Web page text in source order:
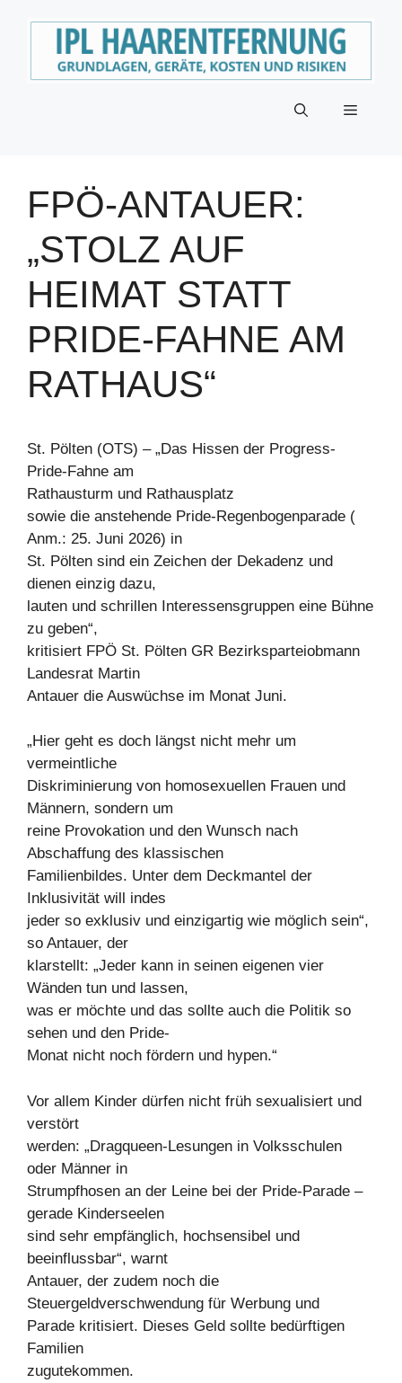
Menü
FPÖ-ANTAUER:
„STOLZ AUF
HEIMAT STATT
PRIDE-FAHNE AM
RATHAUS“
St. Pölten (OTS) – „Das Hissen der Progress-
Pride-Fahne am
Rathausturm und Rathausplatz
sowie die anstehende Pride-Regenbogenparade (
Anm.: 25. Juni 2026) in
St. Pölten sind ein Zeichen der Dekadenz und
dienen einzig dazu,
lauten und schrillen Interessensgruppen eine Bühne
zu geben“,
kritisiert FPÖ St. Pölten GR Bezirksparteiobmann
Landesrat Martin
Antauer die Auswüchse im Monat Juni.
„Hier geht es doch längst nicht mehr um
vermeintliche
Diskriminierung von homosexuellen Frauen und
Männern, sondern um
reine Provokation und den Wunsch nach
Abschaffung des klassischen
Familienbildes. Unter dem Deckmantel der
Inklusivität will indes
jeder so exklusiv und einzigartig wie möglich sein“,
so Antauer, der
klarstellt: „Jeder kann in seinen eigenen vier
Wänden tun und lassen,
was er möchte und das sollte auch die Politik so
sehen und den Pride-
Monat nicht noch fördern und hypen.“
Vor allem Kinder dürfen nicht früh sexualisiert und
verstört
werden: „Dragqueen-Lesungen in Volksschulen
oder Männer in
Strumpfhosen an der Leine bei der Pride-Parade –
gerade Kinderseelen
sind sehr empfänglich, hochsensibel und
beeinflussbar“, warnt
Antauer, der zudem noch die
Steuergeldverschwendung für Werbung und
Parade kritisiert. Dieses Geld sollte bedürftigen
Familien
zugutekommen.